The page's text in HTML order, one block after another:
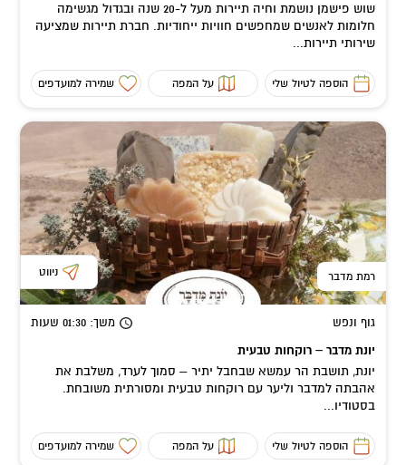
שוש פישמן נושמת וחיה תיירות מעל ל-20 שנה ובגדול מגשימה
חלומות לאנשים שמחפשים חוויות ייחודיות. חברת תיירות שמציעה
שירותי תיירות...
הוספה לטיול שלי על המפה שמירה למועדפים
רמת מדבר ניווט
גוף ונפש משך: 01:30 שעות
יונת מדבר – רוקחות טבעית
יונת, תושבת הר עמשא שבחבל יתיר – סמוך לערד, משלבת את
אהבתה למדבר וליער עם רוקחות טבעית ומסורתית משובחת.
בסטודיו...
הוספה לטיול שלי על המפה שמירה למועדפים